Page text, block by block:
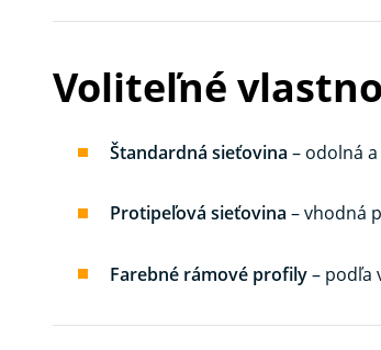
Voliteľné
Štandardná sieťovina – odolná
Protipeľová sieťovina – vhodná
Farebné rámové profily– podľa